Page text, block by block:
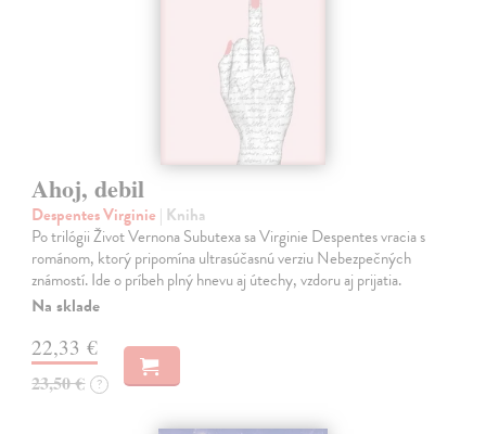
Ahoj, debil
Despentes Virginie | Kniha
Po trilógii Život Vernona Subutexa sa Virginie Despentes vracia s
románom, ktorý pripomína ultrasúčasnú verziu Nebezpečných
známostí. Ide o príbeh plný hnevu aj útechy, vzdoru aj prijatia.
Na sklade
22,33 €
23,50 € ?